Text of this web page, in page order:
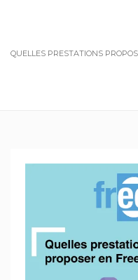
QUELLES PRESTATIONS